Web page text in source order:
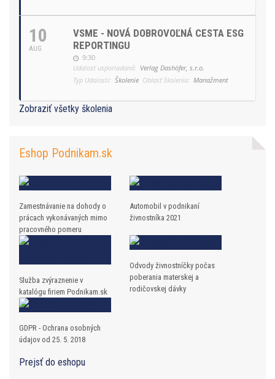
10
AUG
VSME - NOVÁ DOBROVOĽNÁ CESTA ESG
REPORTINGU
9:30
Udalosť usporiadaná: Verlag Dashöfer, s.r.o.
Typ Udalosti: Školenie Oblasť školenia: Manažment
Zobraziť všetky školenia
Eshop Podnikam.sk
Zamestnávanie na dohody o
prácach vykonávaných mimo
pracovného pomeru
Automobil v podnikaní
živnostníka 2021
Služba zvýraznenie v
katalógu firiem Podnikam.sk
Odvody živnostníčky počas
poberania materskej a
rodičovskej dávky
GDPR - Ochrana osobných
údajov od 25. 5. 2018
Prejsť do eshopu